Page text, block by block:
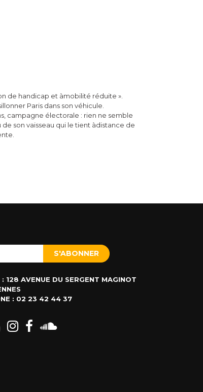
de handicap et àmobilité réduite ».
Paris dans son véhicule.
campagne électorale : rien ne semble
son vaisseau qui le tient àdistance de
: 128 AVENUE DU SERGENT MAGINOT
: 02 23 42 44 37